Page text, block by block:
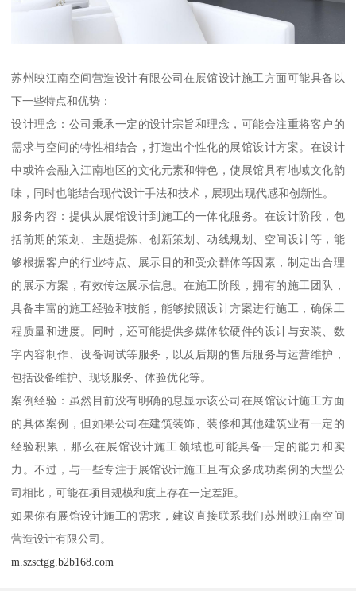
苏州映江南空间营造设计有限公司在展馆设计施工方面可能具备以
下一些特点和优势：
设计理念：公司秉承一定的设计宗旨和理念，可能会注重将客户的
需求与空间的特性相结合，打造出个性化的展馆设计方案。在设计
中或许会融入江南地区的文化元素和特色，使展馆具有地域文化韵
味，同时也能结合现代设计手法和技术，展现出现代感和创新性。
服务内容：提供从展馆设计到施工的一体化服务。在设计阶段，包
括前期的策划、主题提炼、创新策划、动线规划、空间设计等，能
够根据客户的行业特点、展示目的和受众群体等因素，制定出合理
的展示方案，有效传达展示信息。在施工阶段，拥有的施工团队，
具备丰富的施工经验和技能，能够按照设计方案进行施工，确保工
程质量和进度。同时，还可能提供多媒体软硬件的设计与安装、数
字内容制作、设备调试等服务，以及后期的售后服务与运营维护，
包括设备维护、现场服务、体验优化等。
案例经验：虽然目前没有明确的息显示该公司在展馆设计施工方面
的具体案例，但如果公司在建筑装饰、装修和其他建筑业有一定的
经验积累，那么在展馆设计施工领域也可能具备一定的能力和实
力。不过，与一些专注于展馆设计施工且有众多成功案例的大型公
司相比，可能在项目规模和度上存在一定差距。
如果你有展馆设计施工的需求，建议直接联系我们苏州映江南空间
营造设计有限公司。
m.szsctgg.b2b168.com